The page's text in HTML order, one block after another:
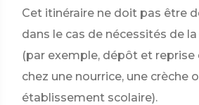
Cet itinéraire ne doit pas être
dans le cas de nécessités de
(par exemple, dépôt et reprise
chez une nourrice, une crèche
établissement scolaire).